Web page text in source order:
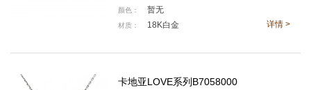
时码表和Santos de Cartier计时码表
颜色： 暂无
材质： 18K白金 详情 >
卡地亚LOVE系列B7058000